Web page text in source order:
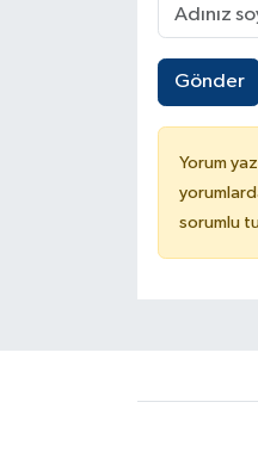
Gönder
Yorum
sorumlu